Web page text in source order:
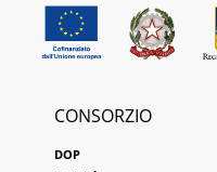
CONSORZIO
DOP